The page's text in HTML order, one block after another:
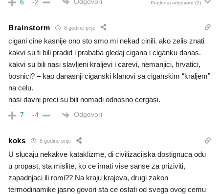
6 -2 Pogledaj odgovore (2)
Brainstorm 8 godine prije
cigani cine kasnije ono sto smo mi nekad cinili. ako zelis znati
kakvi su ti bili pradid i prababa gledaj cigana i ciganku danas.
kakvi su bili nasi slavljeni kraljevi i carevi, nemanjici, hrvatici,
bosnici? – kao danasnji ciganski klanovi sa ciganskim “kraljem”
na celu.
nasi davni preci su bili nomadi odnosno cergasi.
7 -4 Odgovori
koks 8 godine prije
U slucaju nekakve kataklizme, di civilizacijska dostignuca odu
u propast, sta mislite, ko ce imati vise sanse za priziviti,
zapadnjaci ili romi?? Na kraju krajeva, drugi zakon
termodinamike jasno govori sta ce ostati od svega ovog cemu